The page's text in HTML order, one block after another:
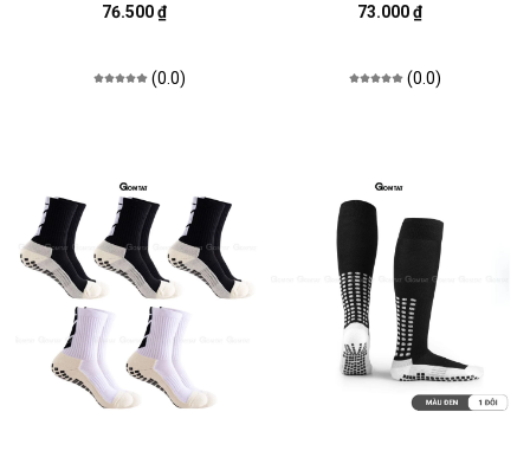
76.500 ₫
(0.0)
73.000 ₫
(0.0)